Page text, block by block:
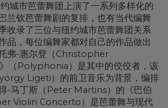
城市芭蕾舞团上演了一系列多样化的
兰钦芭蕾舞剧的复排，也有当代编舞
收录了三位与纽约城市芭蕾舞团关系
品，每位编舞家都对自己的作品做出
弗-惠尔登（Christopher
（Polyphonia）是其中的佼佼者，该
Ligeti）的前卫音乐为背景，编排
-马丁斯（Peter Martins）的《巴伯
Violin Concerto）是芭蕾舞与现代